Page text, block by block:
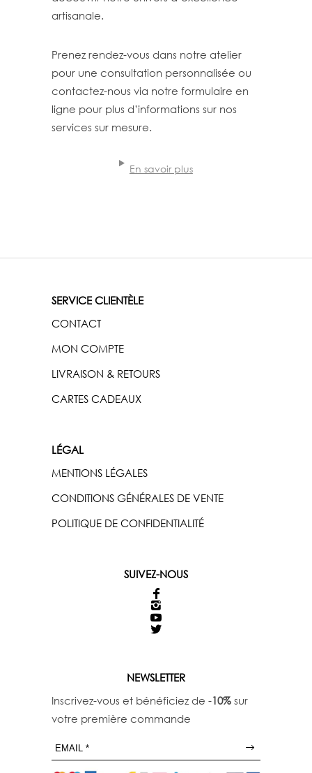
artisanale.
Prenez rendez-vous dans notre atelier
pour une consultation personnalisée ou
contactez-nous via notre formulaire en
ligne pour plus d’informations sur nos
services sur mesure.
En savoir plus
SERVICE CLIENTÈLE
CONTACT
MON COMPTE
LIVRAISON & RETOURS
CARTES CADEAUX
LÉGAL
MENTIONS LÉGALES
CONDITIONS GÉNÉRALES DE VENTE
POLITIQUE DE CONFIDENTIALITÉ
SUIVEZ-NOUS
NEWSLETTER
Inscrivez-vous et bénéficiez de -10% sur
votre première commande